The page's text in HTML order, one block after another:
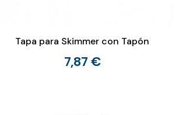
Tapa para Skimmer con Tapón
7,87 €